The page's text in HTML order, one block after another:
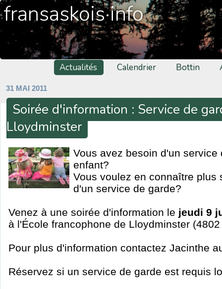
fransaskois·info
Actualités Calendrier Bottin
31 MAI 2011
Soirée d'information : Service de
Lloydminster
Vous avez besoin d'un service
enfant?
Vous voulez en connaître plus
d'un service de garde?
Venez à une soirée d'information le jeudi 9
à l'École francophone de Lloydminster
Pour plus d'information contactez Jacinthe
Réservez si un service de garde est requis